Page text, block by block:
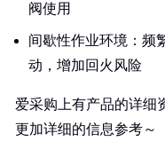
阀使用
间歇性作业环境：频
动，增加回火风险
爱采购上有产品的详细
更加详细的信息参考～